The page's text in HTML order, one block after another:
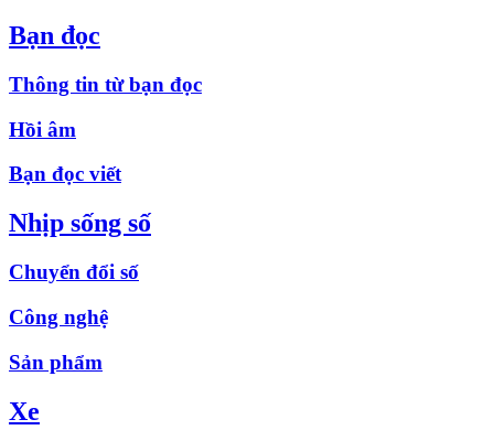
Bạn đọc
Thông tin từ bạn đọc
Hồi âm
Bạn đọc viết
Nhịp sống số
Chuyển đổi số
Công nghệ
Sản phẩm
Xe